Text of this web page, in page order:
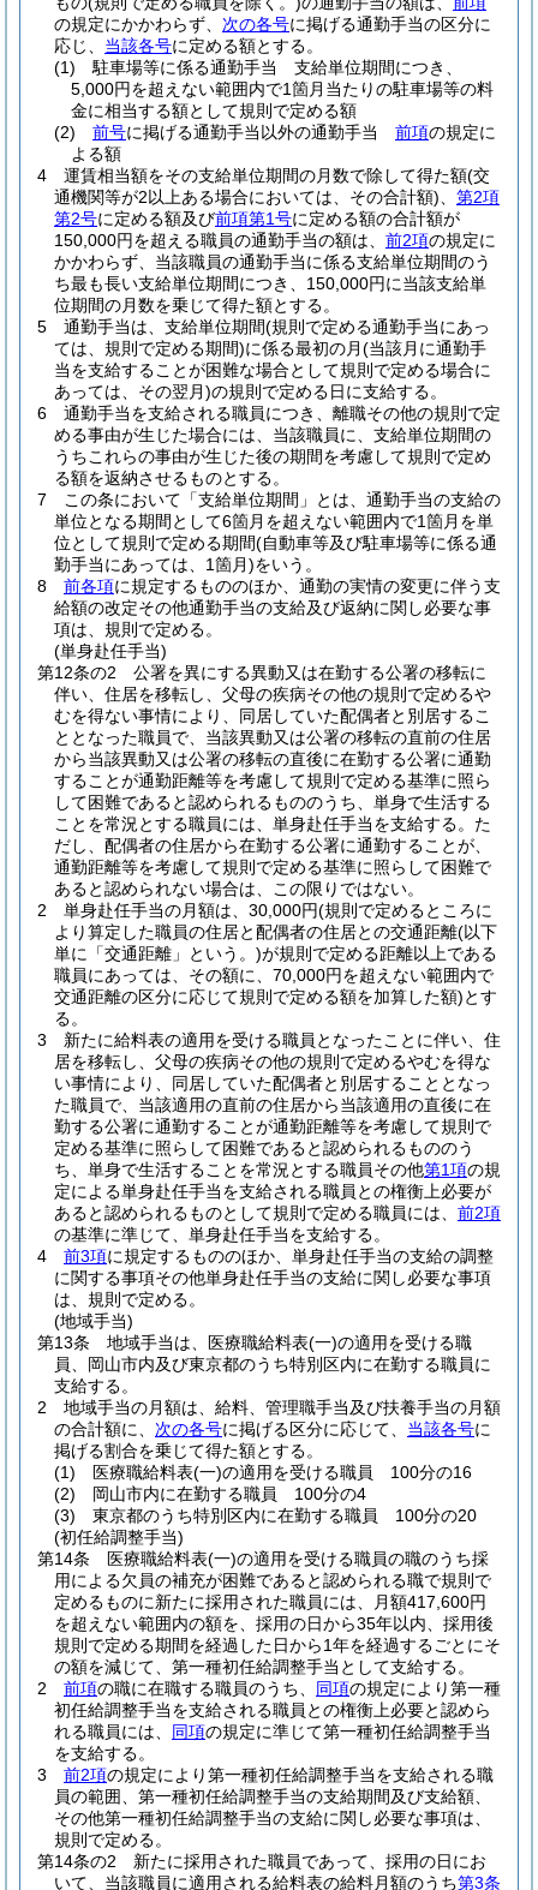
の規定にかかわらず、 次の各号に掲げる通勤手当の区分に
応じ、 当該各号に定める額とする。
(1)
駐車場等に係る通勤手当 支給単位期間につき、
5,000円を超えない範囲内で1箇月当たりの駐車場等の料
金に相当する額として規則で定める額
(2)
前号に掲げる通勤手当以外の通勤手当 前項の規定に
よる額
4
運賃相当額をその支給単位期間の月数で除して得た額(交
通機関等が2以上ある場合においては、その合計額)
第2項
第2号に定める額及び前項第1号に定める額の合計額が
150,000円を超える職員の通勤手当の額は、 前2項の規定に
かかわらず、当該職員の通勤手当に係る支給単位期間のう
ち最も長い支給単位期間につき、150,000円に当該支給単
位期間の月数を乗じて得た額とする。
5
通勤手当は、支給単位期間(規則で定める通勤手当にあっ
ては、規則で定める期間)に係る最初の月(当該月に通勤手
当を支給することが困難な場合として規則で定める場合に
あっては、その翌月)の規則で定める日に支給する。
6
通勤手当を支給される職員につき、離職その他の規則で定
める事由が生じた場合には、当該職員に、支給単位期間の
うちこれらの事由が生じた後の期間を考慮して規則で定め
る額を返納させるものとする。
7
この条において「支給単位期間」とは、通勤手当の支給の
単位となる期間として6箇月を超えない範囲内で1箇月を単
位として規則で定める期間(自動車等及び駐車場等に係る通
勤手当にあっては、1箇月)をいう。
8
前各項に規定するもののほか、通勤の実情の変更に伴う支
給額の改定その他通勤手当の支給及び返納に関し必要な事
項は、規則で定める。
(単身赴任手当)
第12条の2
公署を異にする異動又は在勤する公署の移転に
伴い、住居を移転し、父母の疾病その他の規則で定めるや
むを得ない事情により、同居していた配偶者と別居するこ
ととなった職員で、当該異動又は公署の移転の直前の住居
から当該異動又は公署の移転の直後に在勤する公署に通勤
することが通勤距離等を考慮して規則で定める基準に照ら
して困難であると認められるもののうち、単身で生活する
ことを常況とする職員には、単身赴任手当を支給する。 た
だし、配偶者の住居から在勤する公署に通勤することが、
通勤距離等を考慮して規則で定める基準に照らして困難で
あると認められない場合は、この限りではない。
2
単身赴任手当の月額は、30,000円(規則で定めるところに
より算定した職員の住居と配偶者の住居との交通距離(以下
単に「交通距離」という。)が規則で定める距離以上である
職員にあっては、その額に、70,000円を超えない範囲内で
交通距離の区分に応じて規則で定める額を加算した額)とす
る。
3
新たに給料表の適用を受ける職員となったことに伴い、住
居を移転し、父母の疾病その他の規則で定めるやむを得な
い事情により、同居していた配偶者と別居することとなっ
た職員で、当該適用の直前の住居から当該適用の直後に在
勤する公署に通勤することが通勤距離等を考慮して規則で
定める基準に照らして困難であると認められるもののう
ち、単身で生活することを常況とする職員その他第1項の規
定による単身赴任手当を支給される職員との権衡上必要が
あると認められるものとして規則で定める職員には、 前2項
の基準に準じて、単身赴任手当を支給する。
4
前3項に規定するもののほか、単身赴任手当の支給の調整
に関する事項その他単身赴任手当の支給に関し必要な事項
は、規則で定める。
(地域手当)
第13条
地域手当は、医療職給料表(一)の適用を受ける職
員、岡山市内及び東京都のうち特別区内に在勤する職員に
支給する。
2
地域手当の月額は、給料、管理職手当及び扶養手当の月額
の合計額に、 次の各号に掲げる区分に応じて、 当該各号に
掲げる割合を乗じて得た額とする。
(1)
医療職給料表(一)の適用を受ける職員 100分の16
(2)
岡山市内に在勤する職員 100分の4
(3)
東京都のうち特別区内に在勤する職員 100分の20
(初任給調整手当)
第14条
医療職給料表(一)の適用を受ける職員の職のうち採
用による欠員の補充が困難であると認められる職で規則で
定めるものに新たに採用された職員には、月額417,600円
を超えない範囲内の額を、採用の日から35年以内、採用後
規則で定める期間を経過した日から1年を経過するごとにそ
の額を減じて、第一種初任給調整手当として支給する。
2
前項の職に在職する職員のうち、 同項の規定により第一種
初任給調整手当を支給される職員との権衡上必要と認めら
れる職員には、 同項の規定に準じて第一種初任給調整手当
を支給する。
3
前2項の規定により第一種初任給調整手当を支給される職
員の範囲、第一種初任給調整手当の支給期間及び支給額、
その他第一種初任給調整手当の支給に関し必要な事項は、
規則で定める。
第14条の2
新たに採用された職員であって、採用の日にお
いて、当該職員に適用される給料表の給料月額のうち第3条